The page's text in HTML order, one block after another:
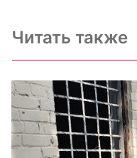
Читать также